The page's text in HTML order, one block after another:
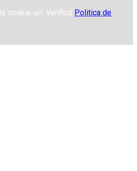
cookie-uri. Verifică Politica de